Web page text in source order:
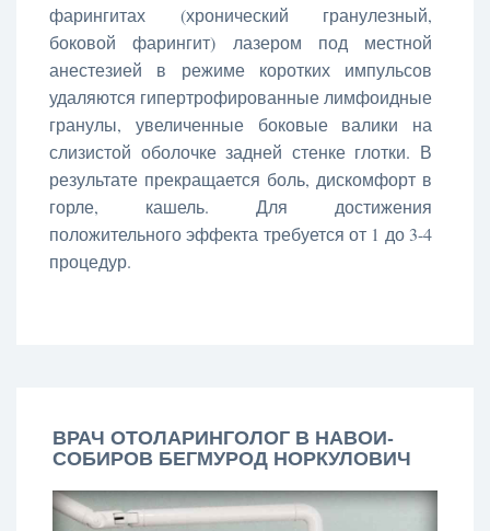
фарингитах (хронический гранулезный,
боковой фарингит) лазером под местной
анестезией в режиме коротких импульсов
удаляются гипертрофированные лимфоидные
гранулы, увеличенные боковые валики на
слизистой оболочке задней стенке глотки. В
результате прекращается боль, дискомфорт в
горле, кашель. Для достижения
положительного эффекта требуется от 1 до 3-4
процедур.
ВРАЧ ОТОЛАРИНГОЛОГ В НАВОИ-
СОБИРОВ БЕГМУРОД НОРКУЛОВИЧ